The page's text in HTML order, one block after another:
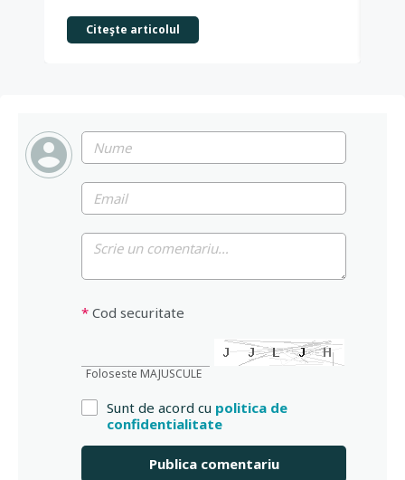
Citeşte articolul
* Cod securitate
Foloseste MAJUSCULE
Sunt de acord cu politica de
confidentialitate